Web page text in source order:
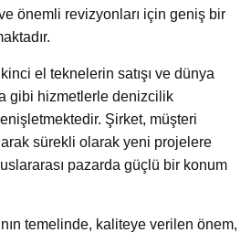
önemli revizyonları için geniş bir
el teknelerin satışı ve dünya
gibi hizmetlerle denizcilik
Şirket, müşteri
sürekli olarak yeni projelere
pazarda güçlü bir konum
temelinde, kaliteye verilen önem,